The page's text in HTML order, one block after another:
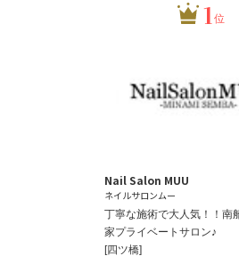
1位
Nail Salon MUU
ネイルサロンムー
丁寧な施術で大人気！！南
家プライベートサロン♪
[四ツ橋]